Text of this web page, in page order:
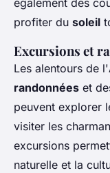
également des
profiter du soleil
Excursions et
Les alentours de l'
randonnées et
peuvent explorer
visiter les
excursions
naturelle et la